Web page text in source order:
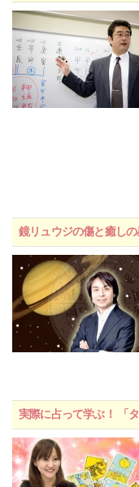
鏡リュウジの傷と癒し
実際に占って学ぶ！ 「